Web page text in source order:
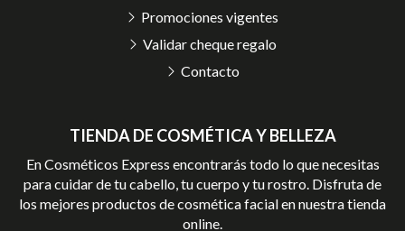
TIENDA DE COSMÉTICA Y BELLEZA
En Cosméticos Express encontrarás todo lo que necesitas
para cuidar de tu cabello, tu cuerpo y tu rostro. Disfruta de
los mejores productos de cosmética facial en nuestra tienda
online.
Promociones vigentes
Validar cheque regalo
Contacto